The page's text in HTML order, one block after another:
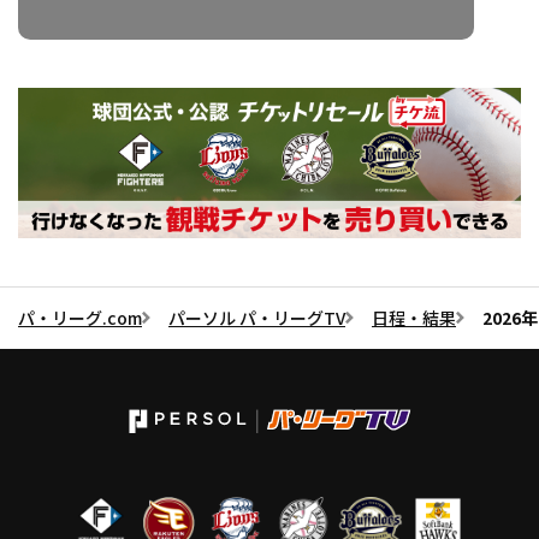
パ・リーグ.com パーソル パ・リーグTV 日程・結果 2026